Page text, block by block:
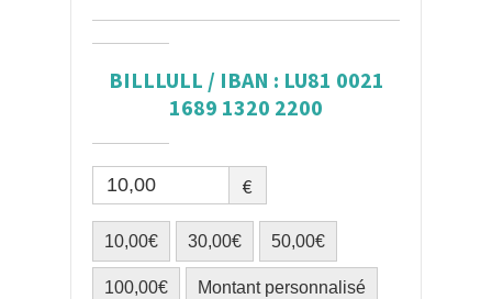
BILLLULL / IBAN : LU81 0021
1689 1320 2200
€
10,00€ 30,00€ 50,00€
100,00€ Montant personnalisé